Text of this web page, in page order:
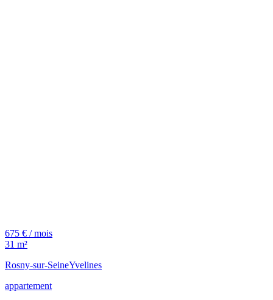
675 € / mois
31 m²
Rosny-sur-SeineYvelines
appartement